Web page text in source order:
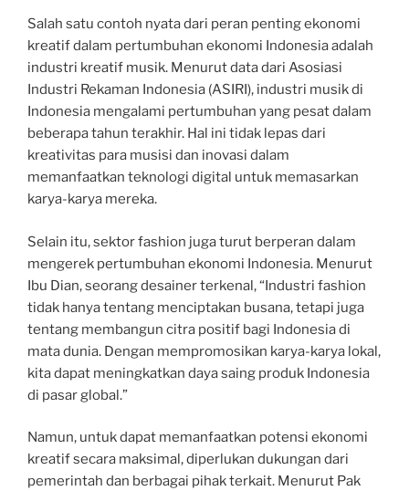
Salah satu contoh nyata dari peran penting ekonomi
kreatif dalam pertumbuhan ekonomi Indonesia adalah
industri kreatif musik. Menurut data dari Asosiasi
Industri Rekaman Indonesia (ASIRI), industri musik di
Indonesia mengalami pertumbuhan yang pesat dalam
beberapa tahun terakhir. Hal ini tidak lepas dari
kreativitas para musisi dan inovasi dalam
memanfaatkan teknologi digital untuk memasarkan
karya-karya mereka.
Selain itu, sektor fashion juga turut berperan dalam
mengerek pertumbuhan ekonomi Indonesia. Menurut
Ibu Dian, seorang desainer terkenal, “Industri fashion
tidak hanya tentang menciptakan busana, tetapi juga
tentang membangun citra positif bagi Indonesia di
mata dunia. Dengan mempromosikan karya-karya lokal,
kita dapat meningkatkan daya saing produk Indonesia
di pasar global.”
Namun, untuk dapat memanfaatkan potensi ekonomi
kreatif secara maksimal, diperlukan dukungan dari
pemerintah dan berbagai pihak terkait. Menurut Pak